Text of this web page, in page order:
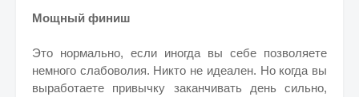
Мощный финиш
Это нормально, если иногда вы себе позволяете
немного слабоволия. Никто не идеален. Но когда вы
выработаете привычку заканчивать день сильно,